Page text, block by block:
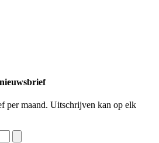
per maand. Uitschrijven kan op elk